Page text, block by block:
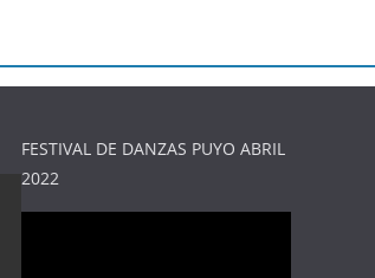
FESTIVAL DE DANZAS PUYO ABRIL
2022